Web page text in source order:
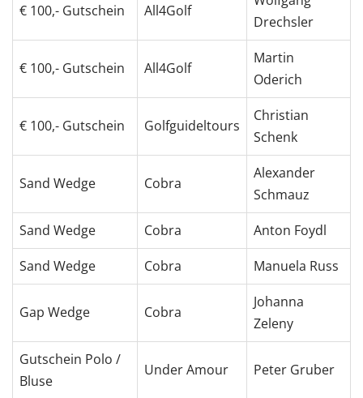
€ 100,- Gutschein All4Golf
Drechsler
€ 100,- Gutschein All4Golf
Martin
Oderich
€ 100,- Gutschein Golfguideltours
Christian
Schenk
Sand Wedge Cobra
Alexander
Schmauz
Sand Wedge
Cobra
Anton Foydl
Sand Wedge
Cobra Manuela Russ
Gap Wedge Cobra
Johanna
Zeleny
Gutschein Polo /
Bluse
Under Amour Peter Gruber